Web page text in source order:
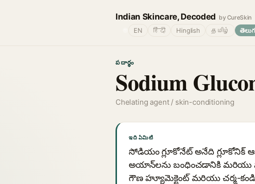
Indian Skincare, Decoded by CureSkin
EN हिंदी Hinglish தமிழ்
పదార్థం
Sodium
Chelating agent / skin-conditioning
ఇది ఏమిటి
సోడియం గ్లూకోనేట్ అనేది గ్లూకోనిక్
అయాన్‌లను బంధించడానికి మరియు
గౌణ హ్యూమెక్టెంట్ మరియు చర్మ-